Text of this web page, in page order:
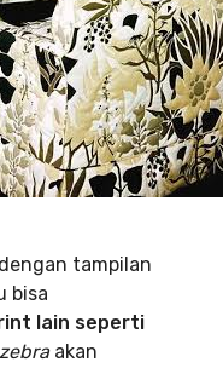
tampilan
bisa
lain seperti
akan